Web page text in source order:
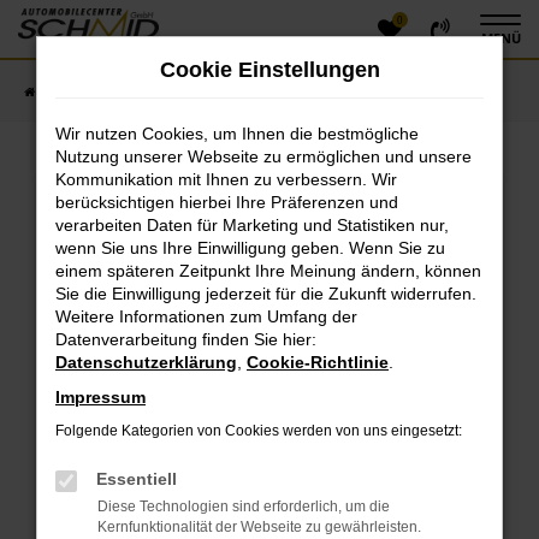
Zum
Hauptinhalt
0
MENÜ
Fehler: Network Error
Beim Laden ist ein Fehler aufgetreten.
Hier sind ein paar Tipps, die dir helfen können:
Überprüfe deine Firewall und deine
Internetverbindung.
Laden andere Webseiten, zum Beispiel deine
Suchmaschine?
Prüfe deine Browsererweiterungen.
das Laden bestimmter Seiten verhindern.
Funktioniert die Seite in einem anderen Browser
oder in einem privaten Fenster?
Cookie Einstellungen
Wir nutzen Cookies, um Ihnen die bestmögliche
Nutzung unserer Webseite zu ermöglichen und unsere
Kommunikation mit Ihnen zu verbessern. Wir
berücksichtigen hierbei Ihre Präferenzen und
verarbeiten Daten für Marketing und Statistiken nur,
wenn Sie uns Ihre Einwilligung geben. Wenn Sie zu
einem späteren Zeitpunkt Ihre Meinung ändern, können
Sie die Einwilligung jederzeit für die Zukunft widerrufen.
Weitere Informationen zum Umfang der
Datenverarbeitung finden Sie hier:
Datenschutzerklärung Cookie-Richtlinie
Impressum
Folgende Kategorien von Cookies werden von uns eingesetzt:
Essentiell
Diese Technologien sind erforderlich, um die
Kernfunktionalität der Webseite zu gewährleisten.